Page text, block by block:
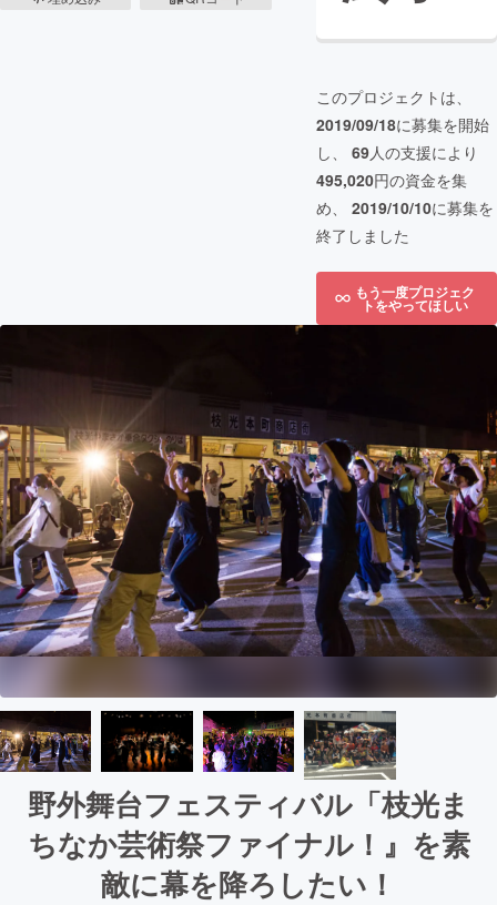
このプロジェクトは、
2019/09/18に募集を開始
し、 69人の支援により
495,020円の資金を集
め、 2019/10/10に募集を
終了しました
もう一度プロジェク
トをやってほしい
野外舞台フェスティバル「枝光ま
ちなか芸術祭ファイナル！』を素
敵に幕を降ろしたい！